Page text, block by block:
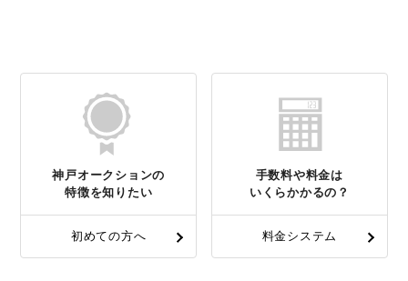
神戸オークションの
特徴を知りたい
初めての方へ
手数料や料金は
いくらかかるの？
料金システム